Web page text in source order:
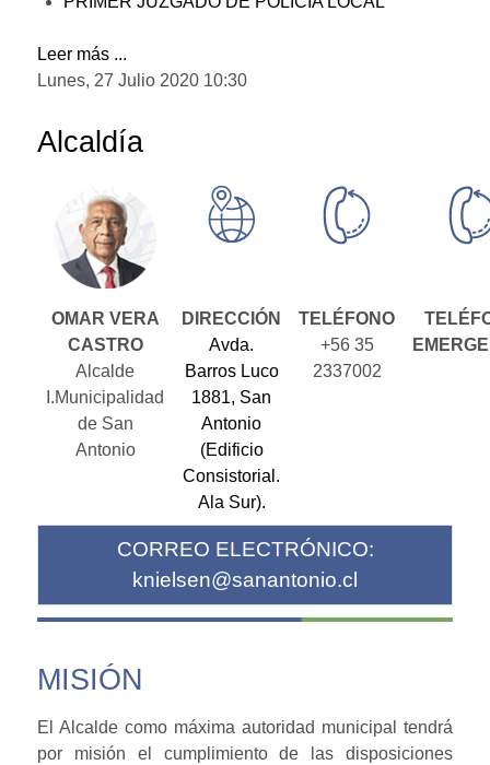
Leer más ...
Lunes, 27 Julio 2020 10:30
Alcaldía
OMAR VERA
CASTRO
Alcalde
I.Municipalidad
de San
Antonio
DIRECCIÓN
Avda.
Barros Luco
1881, San
Antonio
(Edificio
Consistorial.
Ala Sur).
TELÉFONO
+56 35
2337002
CORREO ELECTRÓNICO:
knielsen@sanantonio.cl
MISIÓN
El Alcalde como máxima autoridad municipal tendrá
por misión el cumplimiento de las disposiciones